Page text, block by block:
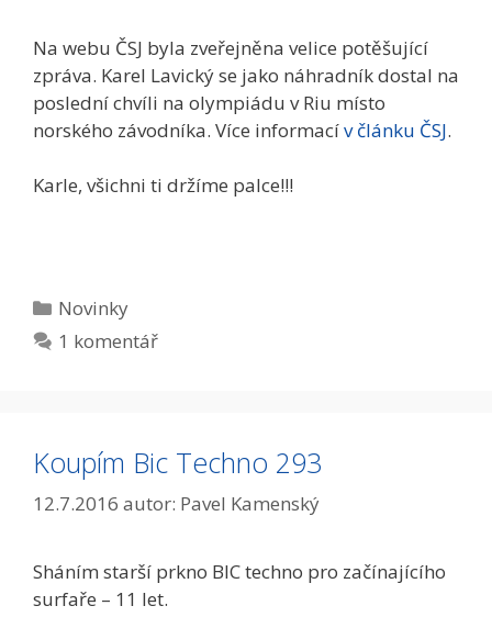
Na webu ČSJ byla zveřejněna velice potěšující
zpráva. Karel Lavický se jako náhradník dostal na
poslední chvíli na olympiádu v Riu místo
norského závodníka. Více informacív článku ČSJ.
Karle, všichni ti držíme palce!!!
Rubriky
Novinky
1 komentář
Koupím Bic Techno 293
12.7.2016 autor: Pavel Kamenský
Sháním starší prkno BIC techno pro začínajícího
surfaře – 11 let.